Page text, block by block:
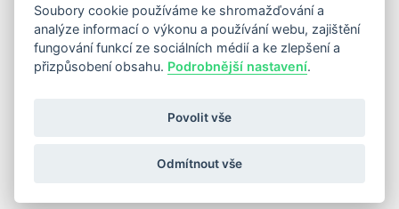
Odebírat newsletter
Digital First Marketing Group s.r.o.
Jankovcova 1037/49
170 00 Praha 7
IČ: 08262683
Soubory cookie používáme ke shromažďování a
analýze informací o výkonu a používání webu, zajištění
fungování funkcí ze sociálních médií a ke zlepšení a
přizpůsobení obsahu. Podrobnější nastavení.
Povolit vše
Odmítnout vše